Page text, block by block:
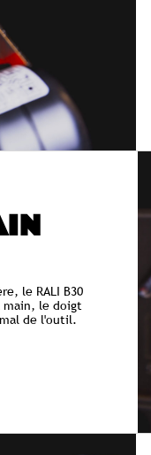
le RALI B30
main, le doigt
de l'outil.